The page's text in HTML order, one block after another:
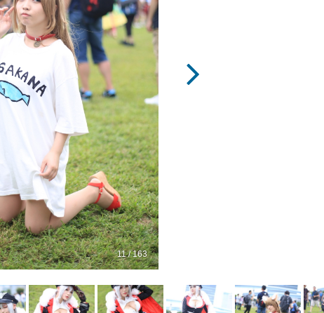
11 / 163